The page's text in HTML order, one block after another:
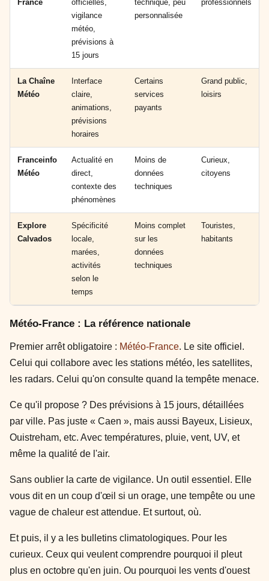
France
officielles,
vigilance
météo,
prévisions à
15 jours
technique, peu
personnalisée
professionnels
La Chaîne
Météo
Interface
claire,
animations,
prévisions
horaires
Certains
services
payants
Grand public,
loisirs
Franceinfo
Météo
Actualité en
direct,
contexte des
phénomènes
Moins de
données
techniques
Curieux,
citoyens
Explore
Calvados
Spécificité
locale,
marées,
activités
selon le
temps
Moins complet
sur les
données
techniques
Touristes,
habitants
Météo-France : La référence nationale
Premier arrêt obligatoire : Météo-France. Le site officiel.
Celui qui collabore avec les stations météo, les satellites,
les radars. Celui qu'on consulte quand la tempête menace.
Ce qu'il propose ? Des prévisions à 15 jours, détaillées
par ville. Pas juste « Caen », mais aussi Bayeux, Lisieux,
Ouistreham, etc. Avec températures, pluie, vent, UV, et
même la qualité de l'air.
Sans oublier la carte de vigilance. Un outil essentiel. Elle
vous dit en un coup d'œil si un orage, une tempête ou une
vague de chaleur est attendue. Et surtout, où.
Et puis, il y a les bulletins climatologiques. Pour les
curieux. Ceux qui veulent comprendre pourquoi il pleut
plus en octobre qu'en juin. Ou pourquoi les vents d'ouest